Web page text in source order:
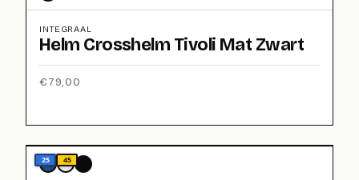
INTEGRAAL
Helm Crosshelm Tivoli Mat Zwart
€79,00
25 45